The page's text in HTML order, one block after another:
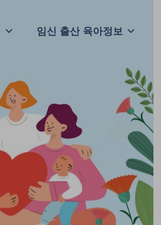
임신 출산 육아정보